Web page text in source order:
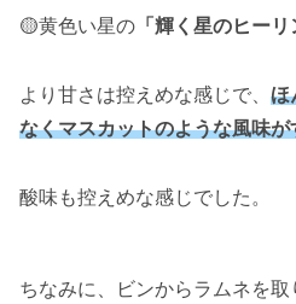
🟡黄色い星の 「輝く星のヒー
より甘さは控えめな感じで、 ほ
なくマスカットのような風味
酸味も控えめな感じでした。
ちなみに、ビンからラムネを